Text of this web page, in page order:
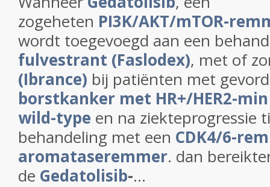
zogeheten PI3K/AKT/mTOR-
wordt toegevoegd aan een
fulvestrant (Faslodex), met of
(Ibrance) bij patiënten met
borstkanker met HR+/HER2-min
wild-type en na ziekteprogressie
behandeling met een CDK4/6-
aromataseremmer. dan
de Gedatolisib-...